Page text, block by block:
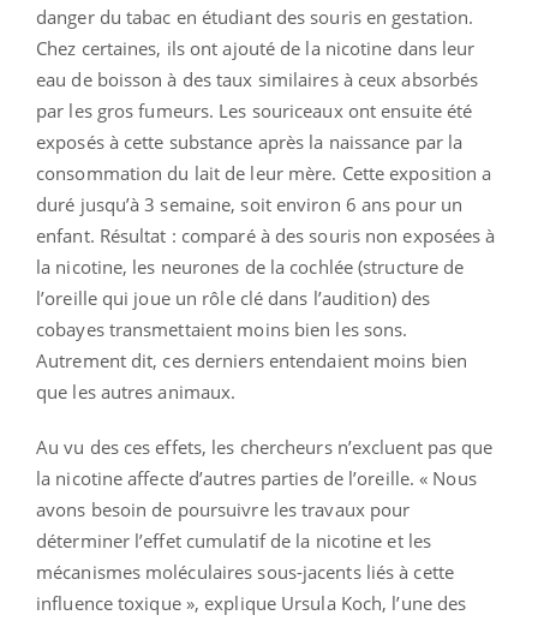
danger du tabac en étudiant des souris en gestation.
Chez certaines, ils ont ajouté de la nicotine dans leur
eau de boisson à des taux similaires à ceux absorbés
par les gros fumeurs. Les souriceaux ont ensuite été
exposés à cette substance après la naissance par la
consommation du lait de leur mère. Cette exposition a
duré jusqu’à 3 semaine, soit environ 6 ans pour un
enfant. Résultat : comparé à des souris non exposées à
la nicotine, les neurones de la cochlée (structure de
l’oreille qui joue un rôle clé dans l’audition) des
cobayes transmettaient moins bien les sons.
Autrement dit, ces derniers entendaient moins bien
que les autres animaux.
Au vu des ces effets, les chercheurs n’excluent pas que
la nicotine affecte d’autres parties de l’oreille. « Nous
avons besoin de poursuivre les travaux pour
déterminer l’effet cumulatif de la nicotine et les
mécanismes moléculaires sous-jacents liés à cette
influence toxique », explique Ursula Koch, l’une des